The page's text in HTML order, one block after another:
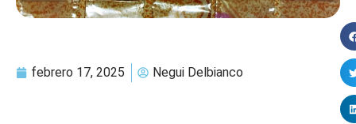
febrero 17, 2025 Negui Delbianco